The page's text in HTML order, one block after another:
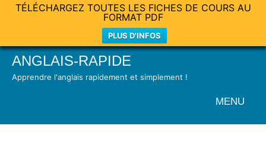
TÉLÉCHARGEZ TOUTES LES FICHES DE COURS AU
FORMAT PDF
PLUS D'INFOS
SkipANGLAIS-RAPIDE
Apprendre l'anglais rapidement et simplement !
MENU